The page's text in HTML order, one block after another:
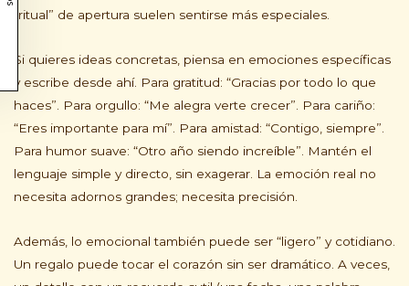
“ritual” de apertura suelen sentirse más especiales.
Si quieres ideas concretas, piensa en emociones específicas
y escribe desde ahí. Para gratitud: “Gracias por todo lo que
haces”. Para orgullo: “Me alegra verte crecer”. Para cariño:
“Eres importante para mí”. Para amistad: “Contigo, siempre”.
Para humor suave: “Otro año siendo increíble”. Mantén el
lenguaje simple y directo, sin exagerar. La emoción real no
necesita adornos grandes; necesita precisión.
Además, lo emocional también puede ser “ligero” y cotidiano.
Un regalo puede tocar el corazón sin ser dramático. A veces,